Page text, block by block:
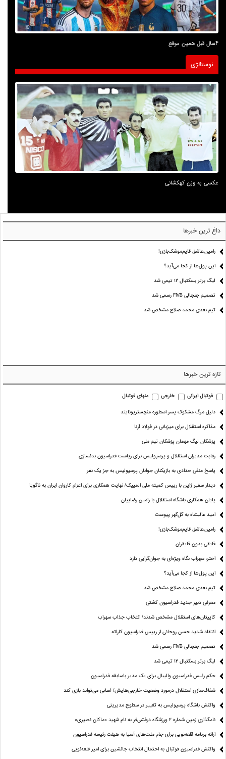
4سال قبل همین موقع
نوستالژی
عکسی به وزن کهکشانی
داغ ترین خبرها
رامین،عاشق قایم‌موشک‌بازی!
این پول‌ها از کجا می‌آید؟
لیگ برتر بسکتبال ۱۲ تیمی شد
تصمیم جنجالی FIVB رسمی شد
تیم بعدی محمد صلاح مشخص شد
تازه ترین خبرها
فوتبال ایرانی خارجی منهای فوتبال
دلیل مرگ مشکوک پسر اسطوره منچستریونایتد
مذاکره استقلال برای میزبانی در فولاد آرنا
پزشکان لیگ مهمان پزشکان تیم ملی
رقابت مدیران استقلال و پرسپولیس برای ریاست فدراسیون بدنسازی
پاسخ منفی حدادی به بازیکنان جوانان پرسپولیس به جز یک نفر
دیدار سفیر ژاپن با رییس کمیته ملی المپیک/ نهایت همکاری برای اعزام کاروان ایران به ناگویا
پایان همکاری باشگاه استقلال با رامین رضاییان
امید عالیشاه به گل‌گهر پیوست
رامین،عاشق قایم‌موشک‌بازی!
قایقی بدون قایقران
اختر: سهراب نگاه ویژه‌ای به جوان‌گرایی دارد
این پول‌ها از کجا می‌آید؟
تیم بعدی محمد صلاح مشخص شد
معرفی دبیر جدید فدراسیون کشتی
کاپیتان‌های استقلال مشخص شدند/ انتخاب جذاب سهراب
انتقاد شدید حسن روحانی از رییس فدراسیون کاراته
تصمیم جنجالی FIVB رسمی شد
لیگ برتر بسکتبال ۱۲ تیمی شد
حکم رئیس فدراسیون والیبال برای یک مدیر باسابقه فدراسیون
شفاف‌سازی استقلال درمورد وضعیت خارجی‌هایش/ آسانی می‌تواند بازی کند
واکنش باشگاه پرسپولیس به تغییر در سطوح مدیریتی
نامگذاری زمین شماره ۲ ورزشگاه درفشی‌فر به نام شهید «ماکان نصیری»
ارائه برنامه‌ قلعه‌نویی برای جام ملت‌های آسیا به هیئت رئیسه فدراسیون
واکنش فدراسیون فوتبال به احتمال انتخاب جانشین برای امیر قلعه‌نویی